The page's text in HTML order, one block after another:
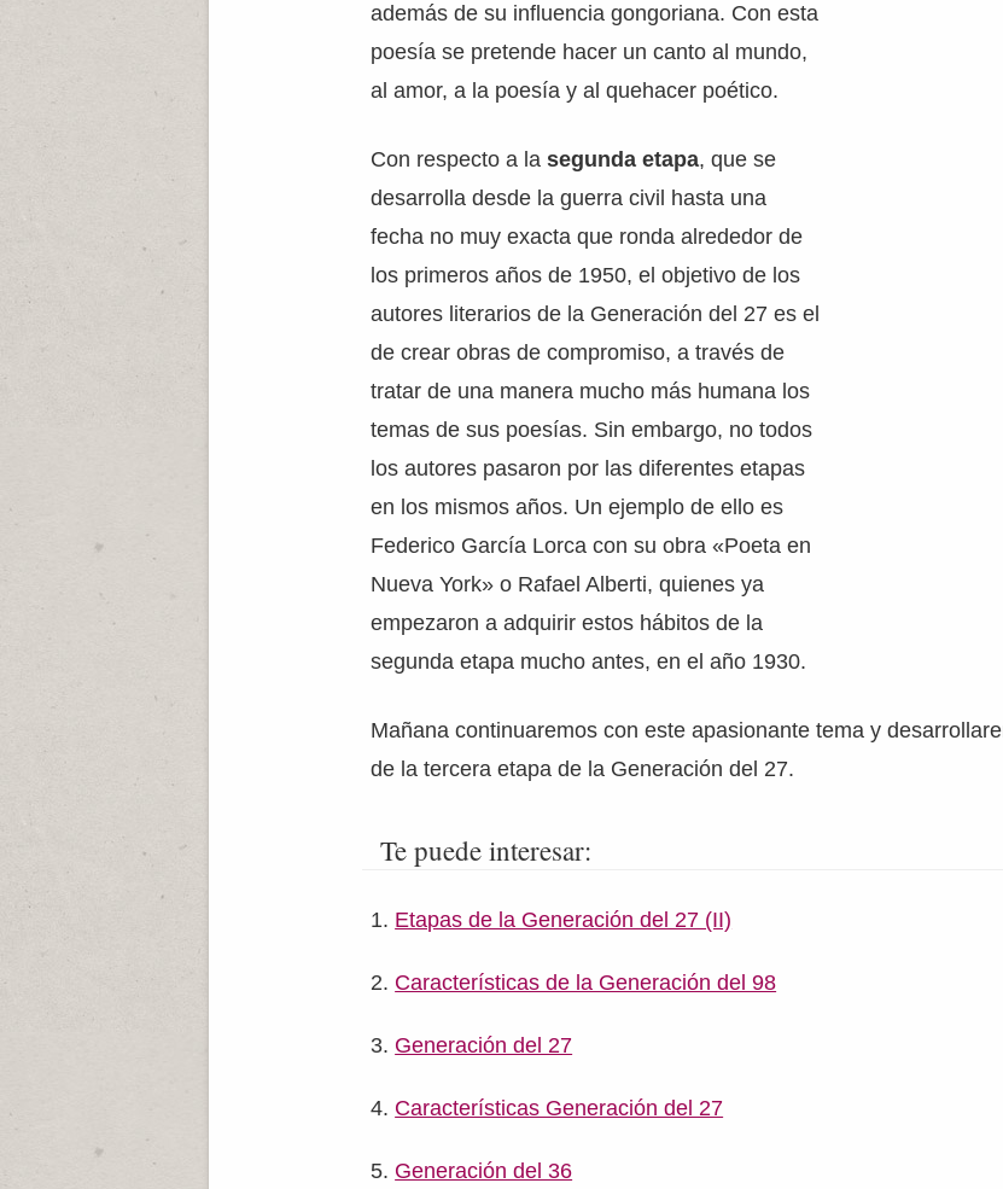
además de su influencia gongoriana. Con esta
poesía se pretende hacer un canto al mundo,
al amor, a la poesía y al quehacer poético.
Con respecto a lasegunda etapa, que se
desarrolla desde la guerra civil hasta una
fecha no muy exacta que ronda alrededor de
los primeros años de 1950, el objetivo de los
autores literarios de la Generación del 27 es el
de crear obras de compromiso, a través de
tratar de una manera mucho más humana los
temas de sus poesías. Sin embargo, no todos
los autores pasaron por las diferentes etapas
en los mismos años. Un ejemplo de ello es
Federico García Lorca con su obra «Poeta en
Nueva York» o Rafael Alberti, quienes ya
empezaron a adquirir estos hábitos de la
segunda etapa mucho antes, en el año 1930.
Mañana continuaremos con este apasionante tema y
de la tercera etapa de la Generación del 27.
Te puede interesar:
Etapas de la Generación del 27 (II)
Características de la Generación del 98
Generación del 27
Características Generación del 27
Generación del 36